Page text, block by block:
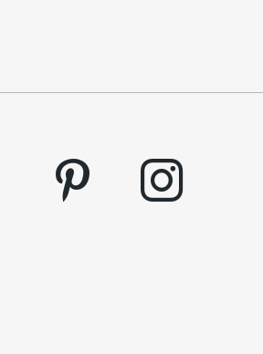
pinterest instagram